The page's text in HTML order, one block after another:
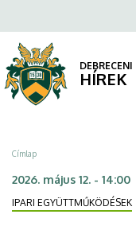
egyetem
és
régió
közös
a
tartalomra
DEBRECENI
HÍREK
Morzsa
Címlap
2026. május 12. - 14:00
IPARI EGYÜTTMŰKÖDÉSEK